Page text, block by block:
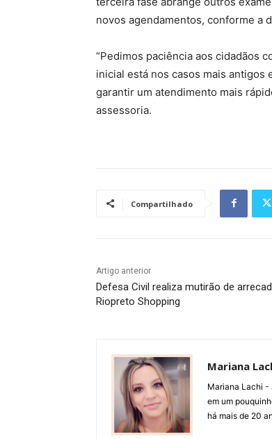
novos agendamentos, conforme a
“Pedimos paciência aos cidadãos
inicial está nos casos mais antigos
garantir um atendimento mais
assessoria.
Compartilhado
Artigo anterior
Defesa Civil realiza mutirão de
Riopreto Shopping
Mariana
Mariana Lachi -
em um
há mais de 20